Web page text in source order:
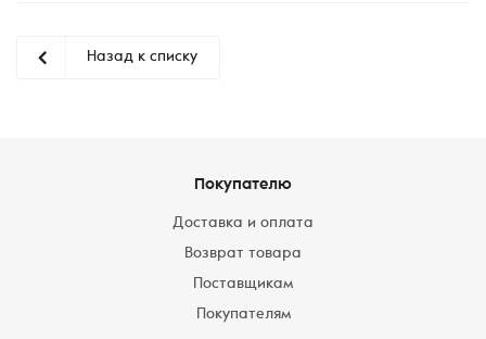
Назад к списку
Покупателю
Доставка и оплата
Возврат товара
Поставщикам
Покупателям